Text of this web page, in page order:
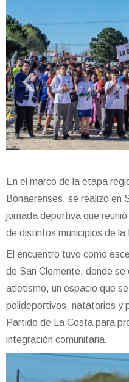
‹
En el marco de la etapa
Bonaerenses, se realizó en
jornada deportiva que
de distintos municipios de la
El encuentro tuvo como
de San Clemente, donde
atletismo, un espacio que
polideportivos, natatorios y
Partido de La Costa para
integración comunitaria.